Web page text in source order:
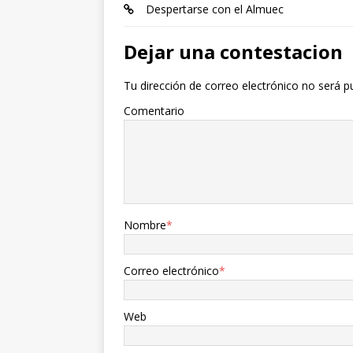
Despertarse con el Almuec
Dejar una contestacion
Tu dirección de correo electrónico no será
Comentario
Nombre*
Correo electrónico*
Web